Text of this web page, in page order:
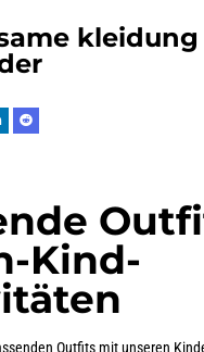
Kind-
Outfits mit unseren